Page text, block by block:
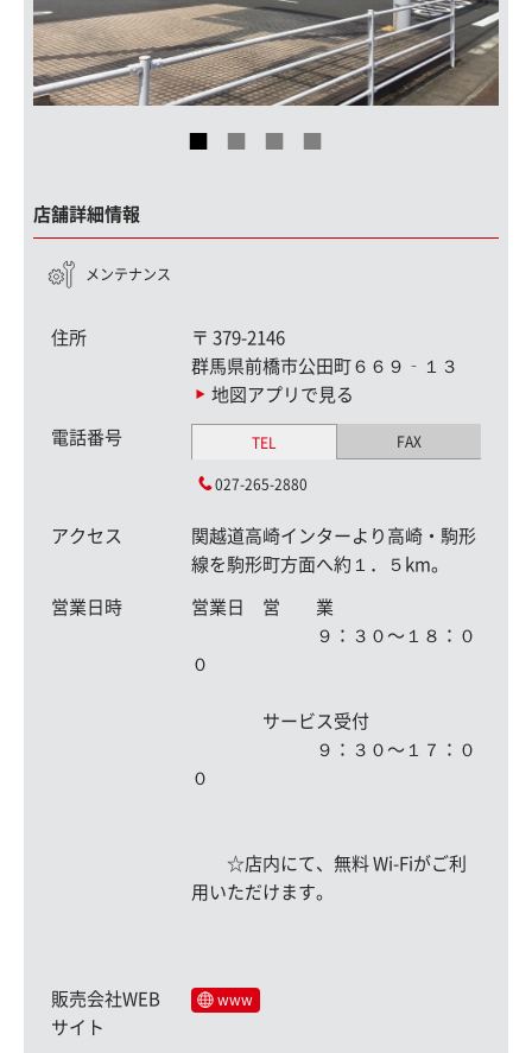
店舗詳細情報
メンテナンス
住所 〒 379-2146
群馬県前橋市公田町６６９‐１３
地図アプリで見る
電話番号 TEL FAX
027-265-2880
アクセス
関越道高崎インターより高崎・駒形
線を駒形町方面へ約１．５km。
営業日時
営業日 営 業
９：３０〜１８：０
０
サービス受付
９：３０〜１７：０
０
☆店内にて、無料 Wi-Fiがご利
用いただけます。
販売会社WEB
サイト
www